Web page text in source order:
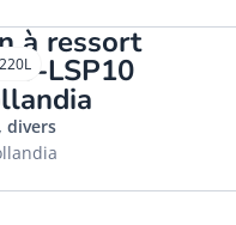
à ressort
LSP10
divers